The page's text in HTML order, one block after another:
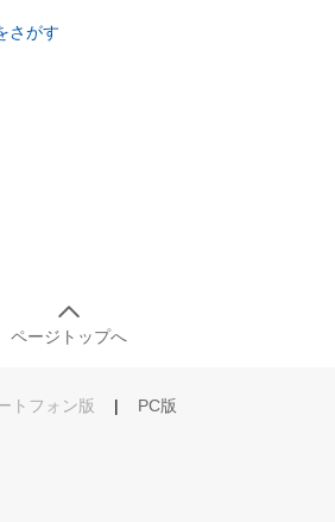
さがす
ページトップへ
トフォン版 | PC版